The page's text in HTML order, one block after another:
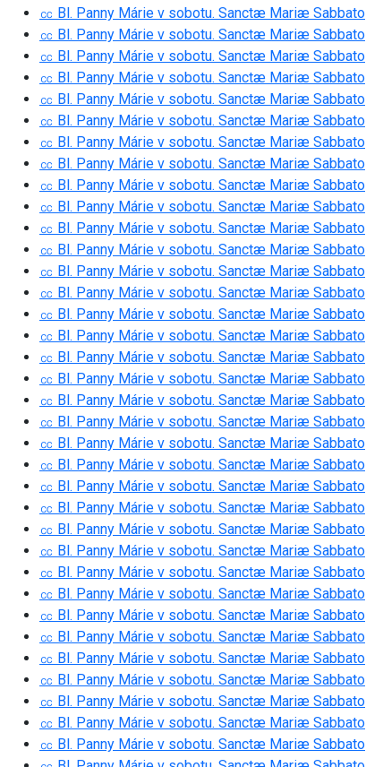
㏄ Bl. Panny Márie v sobotu. Sanctæ Mariæ Sabbato
㏄ Bl. Panny Márie v sobotu. Sanctæ Mariæ Sabbato
㏄ Bl. Panny Márie v sobotu. Sanctæ Mariæ Sabbato
㏄ Bl. Panny Márie v sobotu. Sanctæ Mariæ Sabbato
㏄ Bl. Panny Márie v sobotu. Sanctæ Mariæ Sabbato
㏄ Bl. Panny Márie v sobotu. Sanctæ Mariæ Sabbato
㏄ Bl. Panny Márie v sobotu. Sanctæ Mariæ Sabbato
㏄ Bl. Panny Márie v sobotu. Sanctæ Mariæ Sabbato
㏄ Bl. Panny Márie v sobotu. Sanctæ Mariæ Sabbato
㏄ Bl. Panny Márie v sobotu. Sanctæ Mariæ Sabbato
㏄ Bl. Panny Márie v sobotu. Sanctæ Mariæ Sabbato
㏄ Bl. Panny Márie v sobotu. Sanctæ Mariæ Sabbato
㏄ Bl. Panny Márie v sobotu. Sanctæ Mariæ Sabbato
㏄ Bl. Panny Márie v sobotu. Sanctæ Mariæ Sabbato
㏄ Bl. Panny Márie v sobotu. Sanctæ Mariæ Sabbato
㏄ Bl. Panny Márie v sobotu. Sanctæ Mariæ Sabbato
㏄ Bl. Panny Márie v sobotu. Sanctæ Mariæ Sabbato
㏄ Bl. Panny Márie v sobotu. Sanctæ Mariæ Sabbato
㏄ Bl. Panny Márie v sobotu. Sanctæ Mariæ Sabbato
㏄ Bl. Panny Márie v sobotu. Sanctæ Mariæ Sabbato
㏄ Bl. Panny Márie v sobotu. Sanctæ Mariæ Sabbato
㏄ Bl. Panny Márie v sobotu. Sanctæ Mariæ Sabbato
㏄ Bl. Panny Márie v sobotu. Sanctæ Mariæ Sabbato
㏄ Bl. Panny Márie v sobotu. Sanctæ Mariæ Sabbato
㏄ Bl. Panny Márie v sobotu. Sanctæ Mariæ Sabbato
㏄ Bl. Panny Márie v sobotu. Sanctæ Mariæ Sabbato
㏄ Bl. Panny Márie v sobotu. Sanctæ Mariæ Sabbato
㏄ Bl. Panny Márie v sobotu. Sanctæ Mariæ Sabbato
㏄ Bl. Panny Márie v sobotu. Sanctæ Mariæ Sabbato
㏄ Bl. Panny Márie v sobotu. Sanctæ Mariæ Sabbato
㏄ Bl. Panny Márie v sobotu. Sanctæ Mariæ Sabbato
㏄ Bl. Panny Márie v sobotu. Sanctæ Mariæ Sabbato
㏄ Bl. Panny Márie v sobotu. Sanctæ Mariæ Sabbato
㏄ Bl. Panny Márie v sobotu. Sanctæ Mariæ Sabbato
㏄ Bl. Panny Márie v sobotu. Sanctæ Mariæ Sabbato